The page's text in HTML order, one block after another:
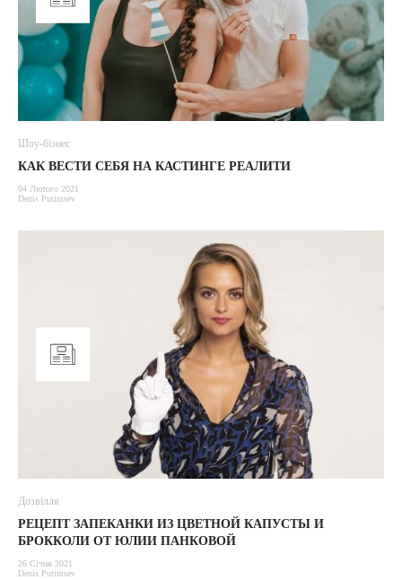
Шоу-бізнес
КАК ВЕСТИ СЕБЯ НА КАСТИНГЕ РЕАЛИТИ
04 Лютого 2021
Denis Putintsev
Дозвілля
РЕЦЕПТ ЗАПЕКАНКИ ИЗ ЦВЕТНОЙ КАПУСТЫ И
БРОККОЛИ ОТ ЮЛИИ ПАНКОВОЙ
26 Січня 2021
Denis Putintsev